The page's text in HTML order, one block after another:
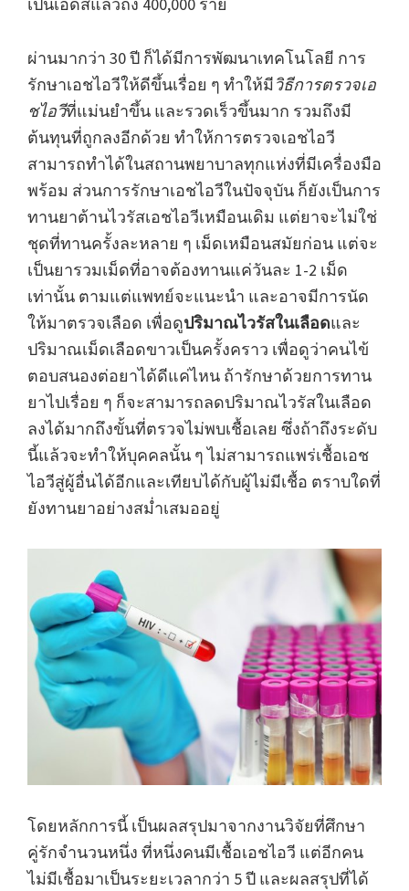
เป็นเอดส์แล้วถึง 400,000 ราย
ผ่านมากว่า 30 ปี ก็ได้มีการพัฒนาเทคโนโลยี การ
รักษาเอชไอวีให้ดีขึ้นเรื่อย ๆ ทำให้มีวิธีการตรวจเอ
ชไอวีที่แม่นยำขึ้น และรวดเร็วขึ้นมาก รวมถึงมี
ต้นทุนที่ถูกลงอีกด้วย ทำให้การตรวจเอชไอวี
สามารถทำได้ในสถานพยาบาลทุกแห่งที่มีเครื่องมือ
พร้อม ส่วนการรักษาเอชไอวีในปัจจุบัน ก็ยังเป็นการ
ทานยาต้านไวรัสเอชไอวีเหมือนเดิม แต่ยาจะไม่ใช่
ชุดที่ทานครั้งละหลาย ๆ เม็ดเหมือนสมัยก่อน แต่จะ
เป็นยารวมเม็ดที่อาจต้องทานแค่วันละ 1-2 เม็ด
เท่านั้น ตามแต่แพทย์จะแนะนำ และอาจมีการนัด
ให้มาตรวจเลือด เพื่อดูปริมาณไวรัสในเลือดและ
ปริมาณเม็ดเลือดขาวเป็นครั้งคราว เพื่อดูว่าคนไข้
ตอบสนองต่อยาได้ดีแค่ไหน ถ้ารักษาด้วยการทาน
ยาไปเรื่อย ๆ ก็จะสามารถลดปริมาณไวรัสในเลือด
ลงได้มากถึงขั้นที่ตรวจไม่พบเชื้อเลย ซึ่งถ้าถึงระดับ
นี้แล้วจะทำให้บุคคลนั้น ๆ ไม่สามารถแพร่เชื้อเอช
ไอวีสู่ผู้อื่นได้อีกและเทียบได้กับผู้ไม่มีเชื้อ ตราบใดที่
ยังทานยาอย่างสม่ำเสมออยู่
โดยหลักการนี้ เป็นผลสรุปมาจากงานวิจัยที่ศึกษา
คู่รักจำนวนหนึ่ง ที่หนึ่งคนมีเชื้อเอชไอวี แต่อีกคน
ไม่มีเชื้อมาเป็นระยะเวลากว่า 5 ปี และผลสรุปที่ได้